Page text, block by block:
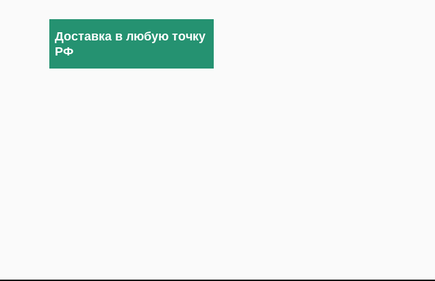
Доставка в любую точку
РФ